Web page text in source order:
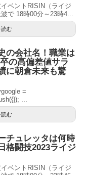
ベントRISIN（ライジ
で 18時00分～23時4...
む
の会社名！職業は
の高偏差値サラ
に朝倉未来も驚
=
...
む
チュレッタは何時
格闘技2023ライジ
ベントRISIN（ライジ